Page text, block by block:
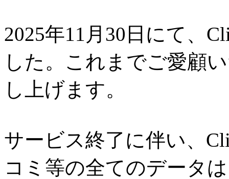
2025年11月30日にて、
した。これまでご愛顧
し上げます。
サービス終了に伴い、
コミ等の全てのデータ